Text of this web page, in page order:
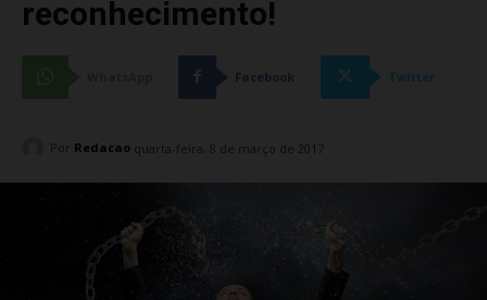
reconhecimento!
Facebook Twitter
Por Redacao quarta-feira, 8 de março de 2017